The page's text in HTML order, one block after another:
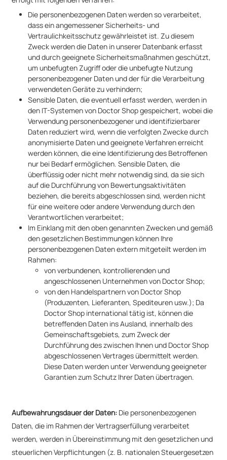
Die personenbezogenen Daten werden so verarbeitet,
dass ein angemessener Sicherheits- und
Vertraulichkeitsschutz gewährleistet ist. Zu diesem
Zweck werden die Daten in unserer Datenbank erfasst
und durch geeignete Sicherheitsmaßnahmen geschützt,
um unbefugten Zugriff oder die unbefugte Nutzung
personenbezogener Daten und der für die Verarbeitung
verwendeten Geräte zu verhindern;
Sensible Daten, die eventuell erfasst werden, werden in
den IT-Systemen von Doctor Shop gespeichert, wobei die
Verwendung personenbezogener und identifizierbarer
Daten reduziert wird, wenn die verfolgten Zwecke durch
anonymisierte Daten und geeignete Verfahren erreicht
werden können, die eine Identifizierung des Betroffenen
nur bei Bedarf ermöglichen. Sensible Daten, die
überflüssig oder nicht mehr notwendig sind, da sie sich
auf die Durchführung von Bewertungsaktivitäten
beziehen, die bereits abgeschlossen sind, werden nicht
für eine weitere oder andere Verwendung durch den
Verantwortlichen verarbeitet;
Im Einklang mit den oben genannten Zwecken und gemäß
den gesetzlichen Bestimmungen können Ihre
personenbezogenen Daten extern mitgeteilt werden im
Rahmen:
von verbundenen, kontrollierenden und
angeschlossenen Unternehmen von Doctor Shop;
von den Handelspartnern von Doctor Shop
(Produzenten, Lieferanten, Spediteuren usw.); Da
Doctor Shop international tätig ist, können die
betreffenden Daten ins Ausland, innerhalb des
Gemeinschaftsgebiets, zum Zweck der
Durchführung des zwischen Ihnen und Doctor Shop
abgeschlossenen Vertrages übermittelt werden.
Diese Daten werden unter Verwendung geeigneter
Garantien zum Schutz Ihrer Daten übertragen.
Aufbewahrungsdauer der Daten: Die personenbezogenen
Daten, die im Rahmen der Vertragserfüllung verarbeitet
werden, werden in Übereinstimmung mit den gesetzlichen und
steuerlichen Verpflichtungen (z. B. nationalen Steuergesetzen